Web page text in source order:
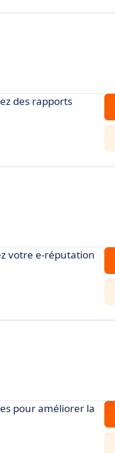
des rapports
votre e-réputation
pour améliorer la